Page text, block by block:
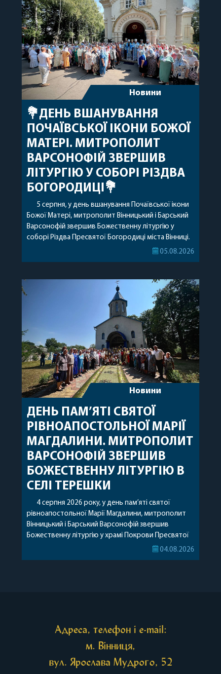
благословенних успіхів у подальшому
архіпастирському служінні. […]
Новини
💐ДЕНЬ ВШАНУВАННЯ
ПОЧАЇВСЬКОЇ ІКОНИ БОЖОЇ
МАТЕРІ. МИТРОПОЛИТ
ВАРСОНОФІЙ ЗВЕРШИВ
ЛІТУРГІЮ У СОБОРІ РІЗДВА
БОГОРОДИЦІ💐
5 серпня, у день вшанування Почаївської ікони
Божої Матері, митрополит Вінницький і Барський
Варсонофій звершив Божественну літургію у
соборі Різдва Пресвятої Богородиці міста Вінниці.
Його Високопреосвященству співслужили
священному сані. Під час богослужіння підносилися
особливі молитви за мир в Україні, за воїнів, які
05.08.2026
Новини
ДЕНЬ ПАМ’ЯТІ СВЯТОЇ
РІВНОАПОСТОЛЬНОЇ МАРІЇ
МАГДАЛИНИ. МИТРОПОЛИТ
ВАРСОНОФІЙ ЗВЕРШИВ
БОЖЕСТВЕННУ ЛІТУРГІЮ В
СЕЛІ ТЕРЕШКИ
4 серпня 2026 року, у день пам’яті святої
рівноапостольної Марії Магдалини, митрополит
Вінницький і Барський Варсонофій звершив
Божественну літургію у храмі Покрови Пресвятої
Богородиці села Терешки Барського благочиння.
04.08.2026
Адреса, телефон і e-mail:
м. Вінниця,
вул. Ярослава Мудрого, 52